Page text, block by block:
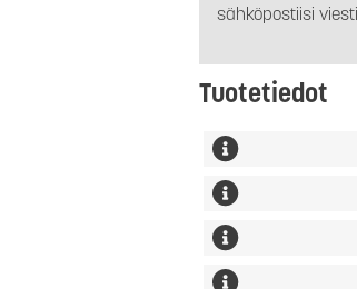
sähköpostiisi
Tuotetiedot